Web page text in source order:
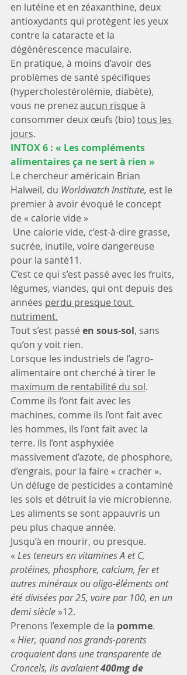
en lutéine et en zéaxanthine, deux
antioxydants qui protègent les yeux
contre la cataracte et la
dégénérescence maculaire.
En pratique, à moins d’avoir des
problèmes de santé spécifiques
(hypercholestérolémie, diabète),
vous ne prenez aucun risque à
consommer deux œufs (bio) tous les
jours.
INTOX 6 : « Les compléments
alimentaires ça ne sert à rien »
Le chercheur américain Brian
Halweil, du Worldwatch Institute, est le
premier à avoir évoqué le concept
de « calorie vide »
sucrée, inutile, voire dangereuse
pour la santé11.
C’est ce qui s’est passé avec les fruits,
légumes, viandes, qui ont depuis des
années perdu presque tout
nutriment.
Tout s’est passé en sous-sol, sans
qu’on y voit rien.
Lorsque les industriels de l’agro-
alimentaire ont cherché à tirer le
maximum de rentabilité du sol.
Comme ils l’ont fait avec les
machines, comme ils l’ont fait avec
les hommes, ils l’ont fait avec la
terre. Ils l’ont asphyxiée
massivement d’azote, de phosphore,
d’engrais, pour la faire « cracher ».
Un déluge de pesticides a contaminé
les sols et détruit la vie microbienne.
Les aliments se sont appauvris un
peu plus chaque année.
Jusqu’à en mourir, ou presque.
« Les teneurs en vitamines A et C,
protéines, phosphore, calcium, fer et
autres minéraux ou oligo-éléments ont
été divisées par 25, voire par 100, en un
demi siècle »12.
Prenons l’exemple de la pomme.
« Hier, quand nos grands-parents
croquaient dans une transparente de
Croncels, ils avalaient 400mg de